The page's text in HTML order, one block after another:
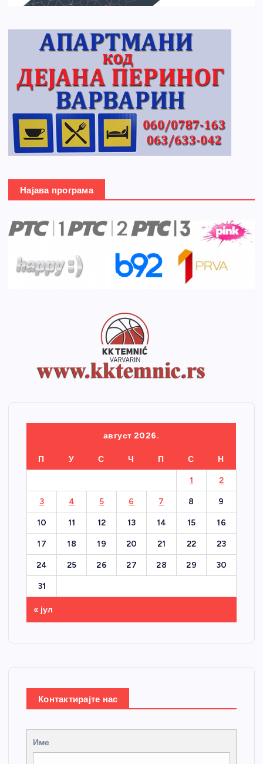
Најава програма
август 2026.
П У С Ч П С Н
1 2
3 4 5 6 7 8 9
10 11 12 13 14 15 16
17 18 19 20 21 22 23
24 25 26 27 28 29 30
31
« јул
Контактирајте нас
Име